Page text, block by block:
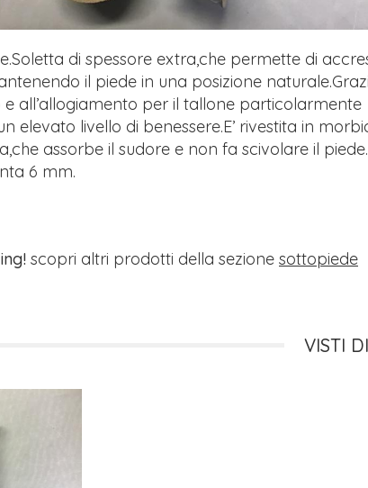
di spessore extra,che permette di
il piede in una posizione
all’allogiamento per il tallone particolarmente
elevato livello di benessere.E’ rivestita in
assorbe il sudore e non fa scivolare il
6 mm.
scopri altri prodotti della sezione sottopiede
VISTI